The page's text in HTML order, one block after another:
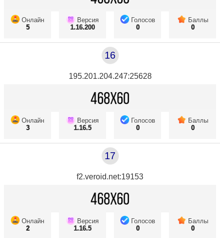
Онлайн
5
Версия
1.16.200
Голосов
0
Баллы
0
16
195.201.204.247:25628
Онлайн
3
Версия
1.16.5
Голосов
0
Баллы
0
17
f2.veroid.net:19153
Онлайн
2
Версия
1.16.5
Голосов
0
Баллы
0